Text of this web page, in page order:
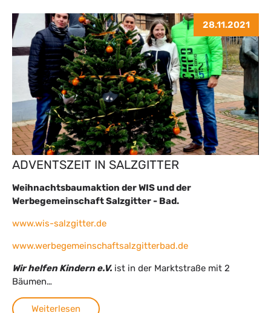
28.11.2021
ADVENTSZEIT IN SALZGITTER
Weihnachtsbaumaktion der WIS und der
Werbegemeinschaft Salzgitter - Bad.
www.wis-salzgitter.de
www.werbegemeinschaftsalzgitterbad.de
Wir helfen Kindern e.V. ist in der Marktstraße mit 2
Bäumen…
Weiterlesen